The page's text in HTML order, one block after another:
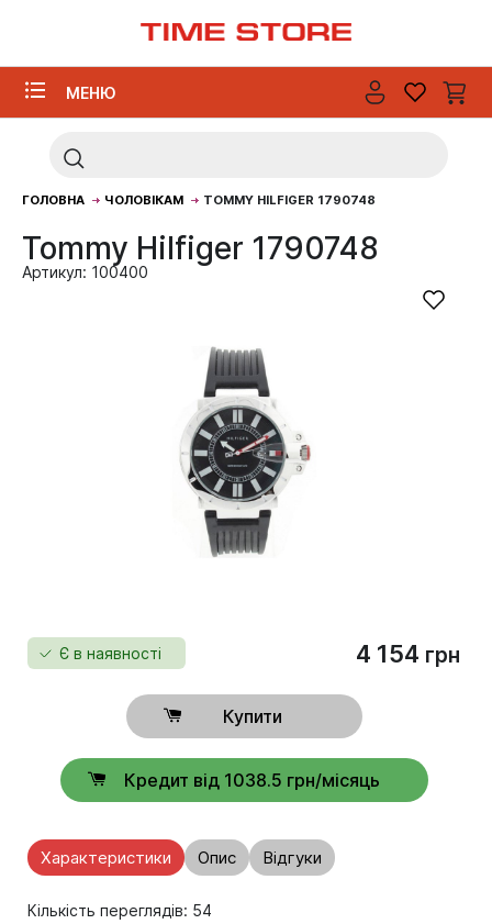
МЕНЮ
ГОЛОВНА ЧОЛОВІКАМ TOMMY HILFIGER 1790748
Tommy Hilfiger 1790748
Артикул: 100400
Є в наявності 4 154 грн
Купити
Кредит від 1038.5 грн/місяць
Характеристики Опис Відгуки
Кількість переглядів: 54